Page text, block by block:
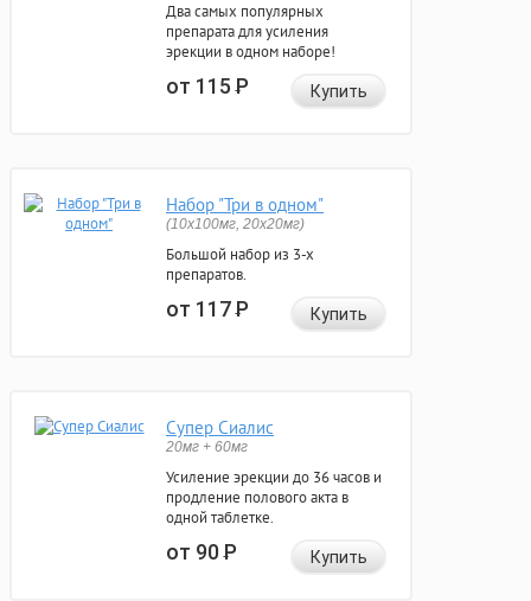
Два самых популярных
препарата для усиления
эрекции в одном наборе!
от 115Р Купить
Набор "Три в одном"
(10x100мг, 20x20мг)
Большой набор из 3-х
препаратов.
от 117Р Купить
Супер Сиалис
20мг + 60мг
Усиление эрекции до 36 часов и
продление полового акта в
одной таблетке.
от 90Р Купить